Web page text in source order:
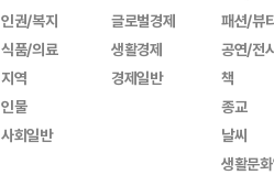
인권/복지
식품/의료
지역
인물
사회일반
글로벌경제
생활경제
경제일반
패션/뷰
공연/전
책
종교
날씨
생활문